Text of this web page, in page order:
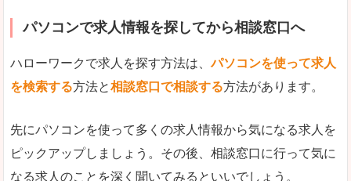
パソコンで求人情報を探してから相談窓口へ
ハローワークで求人を探す方法は、パソコンを使って求人
を検索する方法と相談窓口で相談する方法があります。
先にパソコンを使って多くの求人情報から気になる求人を
ピックアップしましょう。その後、相談窓口に行って気に
なる求人のことを深く聞いてみるといいでしょう。